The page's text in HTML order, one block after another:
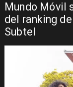
Mundo Móvil
del ranking
Subtel